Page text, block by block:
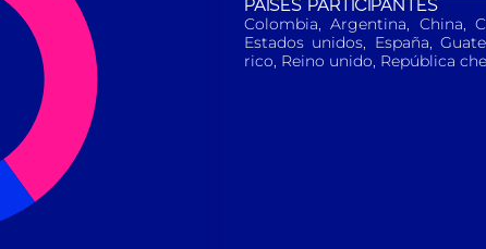
PAÍSES PARTICIPANTES
Colombia, Argentina, China,
Estados unidos, España,
rico, Reino unido, República